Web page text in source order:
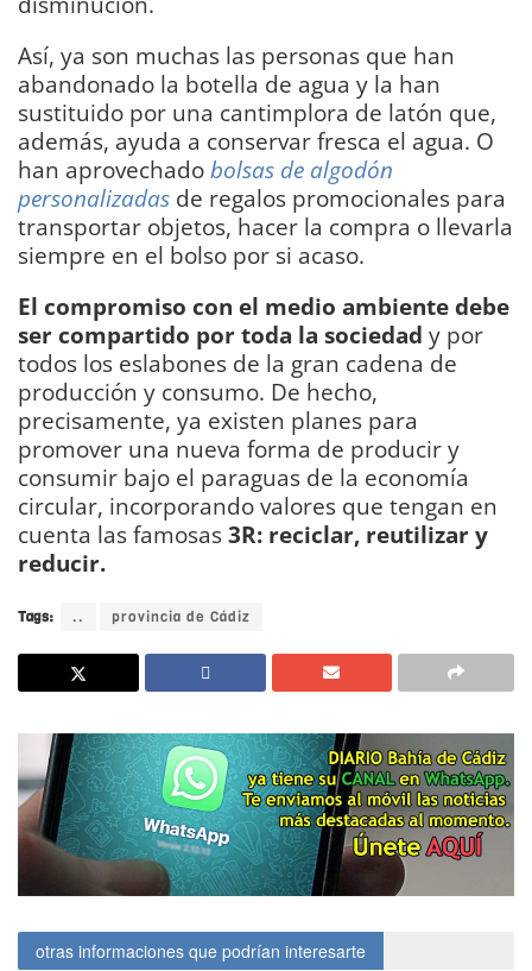
Así, ya son muchas las personas que han
abandonado la botella de agua y la han
sustituido por una cantimplora de latón que,
además, ayuda a conservar fresca el agua. O
han aprovechadobolsas de algodón
personalizadas de regalos promocionales para
transportar objetos, hacer la compra o llevarla
siempre en el bolso por si acaso.
El compromiso con el medio ambiente debe
ser compartido por toda la sociedad y por
todos los eslabones de la gran cadena de
producción y consumo. De hecho,
precisamente, ya existen planes para
promover una nueva forma de producir y
consumir bajo el paraguas de la economía
circular, incorporando valores que tengan en
cuenta las famosas3R: reciclar, reutilizar y
reducir.
Tags: .. provincia de Cádiz
otras informaciones que podrían interesarte